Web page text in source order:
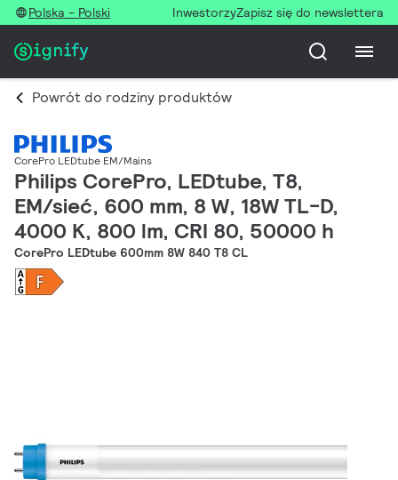
Polska - Polski InwestorzyZapisz się do newslettera
Powrót do rodziny produktów
CorePro LEDtube EM/Mains
Philips CorePro, LEDtube, T8,
EM/sieć, 600 mm, 8 W, 18W TL-D,
4000 K, 800 lm, CRI 80, 50000 h
CorePro LEDtube 600mm 8W 840 T8 CL